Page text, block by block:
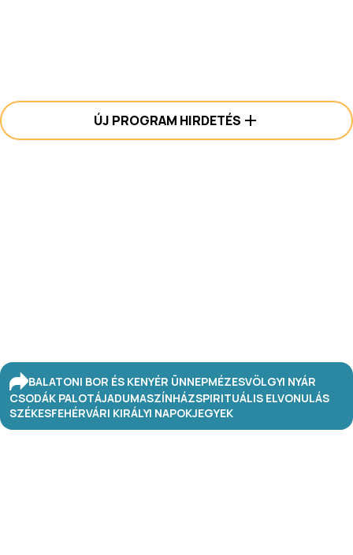
ÚJ PROGRAM HIRDETÉS
BALATONI BOR ÉS KENYÉR ÜNNEPMÉZESVÖLGYI NYÁR
CSODÁK PALOTÁJADUMASZÍNHÁZSPIRITUÁLIS ELVONULÁS
SZÉKESFEHÉRVÁRI KIRÁLYI NAPOKJEGYEK